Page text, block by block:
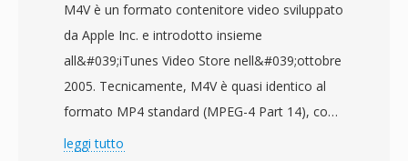
informazioni di sincronizzazione, indicazione di
errore e identificazione del flusso. Questa
struttura a pacchetti consente ai ricevitori di
risincronizzarsi rapidamente dopo interruzioni
del segnale, una capacità critica per la
distribuzione broadcast in tempo reale che
M4V è un formato contenitore video sviluppato
da Apple Inc. e introdotto insieme
all&#039;iTunes Video Store nell&#039;ottobre
2005. Tecnicamente, M4V è quasi identico al
formato MP4 standard (MPEG-4 Part 14), con
la distinzione principale nella protezione
leggi tutto